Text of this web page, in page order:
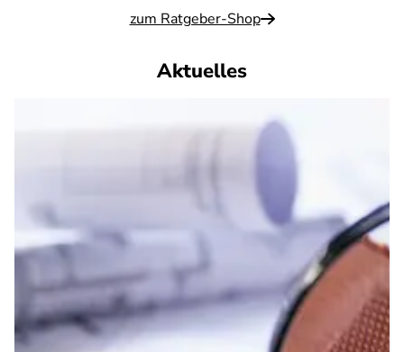
zum Ratgeber-Shop
Aktuelles